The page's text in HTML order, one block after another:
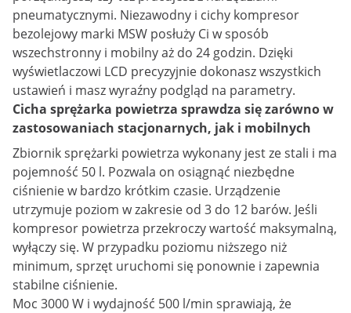
pneumatycznymi. Niezawodny i cichy kompresor
bezolejowy marki MSW posłuży Ci w sposób
wszechstronny i mobilny aż do 24 godzin. Dzięki
wyświetlaczowi LCD precyzyjnie dokonasz wszystkich
ustawień i masz wyraźny podgląd na parametry.
Cicha sprężarka powietrza sprawdza się zarówno w
zastosowaniach stacjonarnych, jak i mobilnych
Zbiornik sprężarki powietrza wykonany jest ze stali i ma
pojemność 50 l. Pozwala on osiągnąć niezbędne
ciśnienie w bardzo krótkim czasie. Urządzenie
utrzymuje poziom w zakresie od 3 do 12 barów. Jeśli
kompresor powietrza przekroczy wartość maksymalną,
wyłączy się. W przypadku poziomu niższego niż
minimum, sprzęt uruchomi się ponownie i zapewnia
stabilne ciśnienie.
Moc 3000 W i wydajność 500 l/min sprawiają, że